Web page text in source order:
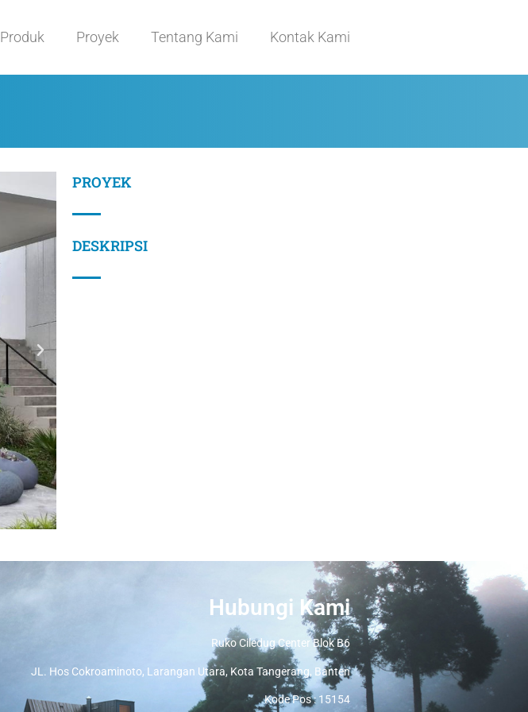
Produk Proyek Tentang Kami Kontak Kami
PROYEK
DESKRIPSI
Hubungi Kami
Ruko Ciledug Center Blok B6
JL. Hos Cokroaminoto, Larangan Utara, Kota Tangerang, Banten
Kode Pos : 15154